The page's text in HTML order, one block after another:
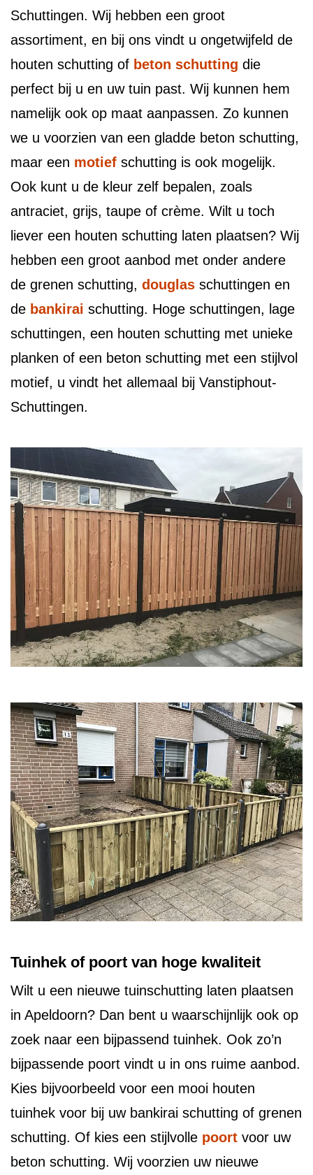
Schuttingen. Wij hebben een groot
assortiment, en bij ons vindt u ongetwijfeld de
houten schutting of beton schutting die
perfect bij u en uw tuin past. Wij kunnen hem
namelijk ook op maat aanpassen. Zo kunnen
we u voorzien van een gladde beton schutting,
maar een motief schutting is ook mogelijk.
Ook kunt u de kleur zelf bepalen, zoals
antraciet, grijs, taupe of crème. Wilt u toch
liever een houten schutting laten plaatsen? Wij
hebben een groot aanbod met onder andere
de grenen schutting, douglas schuttingen en
de bankirai schutting. Hoge schuttingen, lage
schuttingen, een houten schutting met unieke
planken of een beton schutting met een stijlvol
motief, u vindt het allemaal bij Vanstiphout-
Schuttingen.
Tuinhek of poort van hoge kwaliteit
Wilt u een nieuwe tuinschutting laten plaatsen
in Apeldoorn? Dan bent u waarschijnlijk ook op
zoek naar een bijpassend tuinhek. Ook zo’n
bijpassende poort vindt u in ons ruime aanbod.
Kies bijvoorbeeld voor een mooi houten
tuinhek voor bij uw bankirai schutting of grenen
schutting. Of kies een stijlvolle poort voor uw
beton schutting. Wij voorzien uw nieuwe